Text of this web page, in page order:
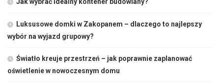
Jak wybrać idealny kontener budowlany?
Luksusowe domki w Zakopanem – dlaczego to najlepszy
wybór na wyjazd grupowy?
Światło kreuje przestrzeń – jak poprawnie zaplanować
oświetlenie w nowoczesnym domu